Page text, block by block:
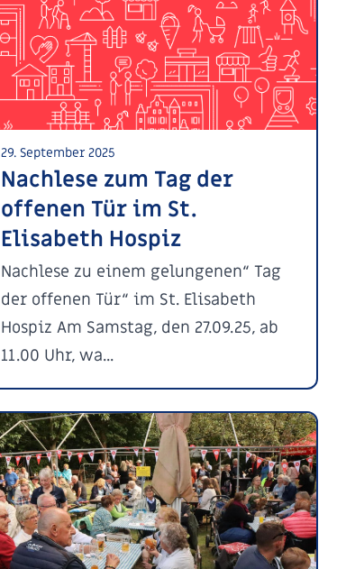
29. September 2025
Nachlese zum Tag der
offenen Tür im St.
Elisabeth Hospiz
Nachlese zu einem gelungenen“ Tag
der offenen Tür“ im St. Elisabeth
Hospiz Am Samstag, den 27.09.25, ab
11.00 Uhr, wa...